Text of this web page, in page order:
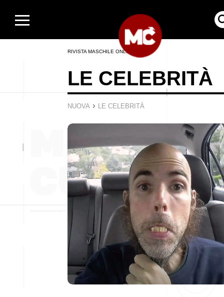
RIVISTA MASCHILE ONLINE
LE CELEBRITÀ
NUOVA › LE CELEBRITÀ